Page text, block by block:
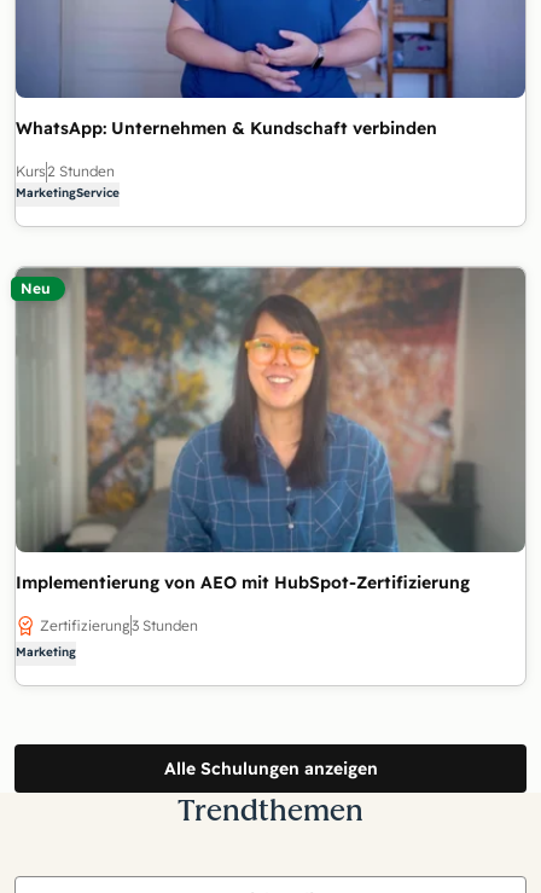
WhatsApp: Unternehmen & Kundschaft verbinden
Kurs2 Stunden
MarketingService
Neu
Implementierung von AEO mit HubSpot-Zertifizierung
Zertifizierung3 Stunden
Marketing
Alle Schulungen anzeigen
Trendthemen